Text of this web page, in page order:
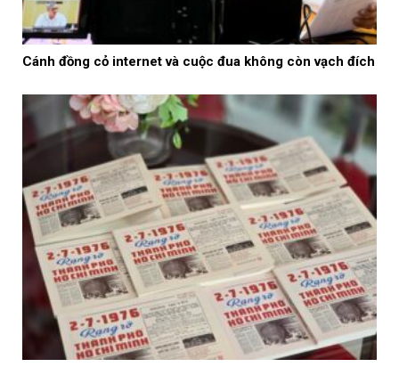
Cánh đồng cỏ internet và cuộc đua không còn vạch đích